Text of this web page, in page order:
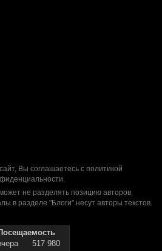
Вы соглашаетесь с политикой
.
не разделять позицию авторов.
в разделе "Блоги" несут авторы текстов.
517 980